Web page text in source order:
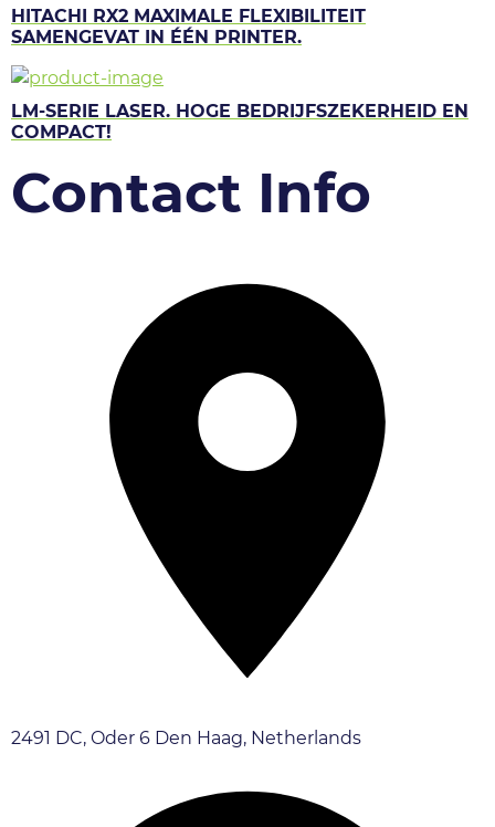
HITACHI RX2 MAXIMALE FLEXIBILITEIT
SAMENGEVAT IN ÉÉN PRINTER.
LM-SERIE LASER. HOGE BEDRIJFSZEKERHEID EN
COMPACT!
Contact Info
2491 DC, Oder 6 Den Haag, Netherlands